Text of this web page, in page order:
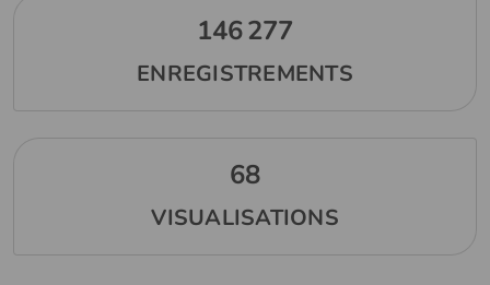
146 277
ENREGISTREMENTS
68
VISUALISATIONS